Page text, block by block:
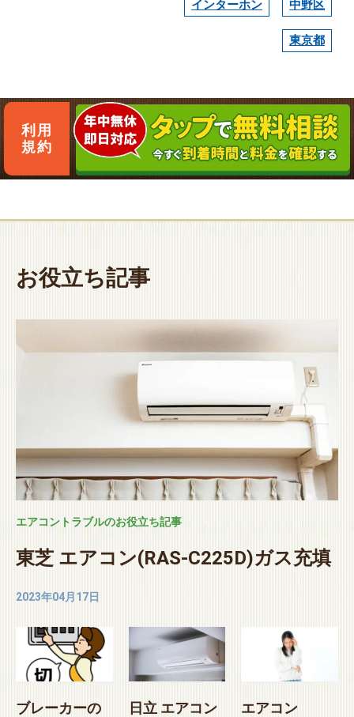
インターホン 中野区
東京都
利用
規約
お役立ち記事
エアコントラブルのお役立ち記事
東芝 エアコン(RAS-C225D)ガス充填
2023年04月17日
ブレーカーの
日立 エアコン
エアコン